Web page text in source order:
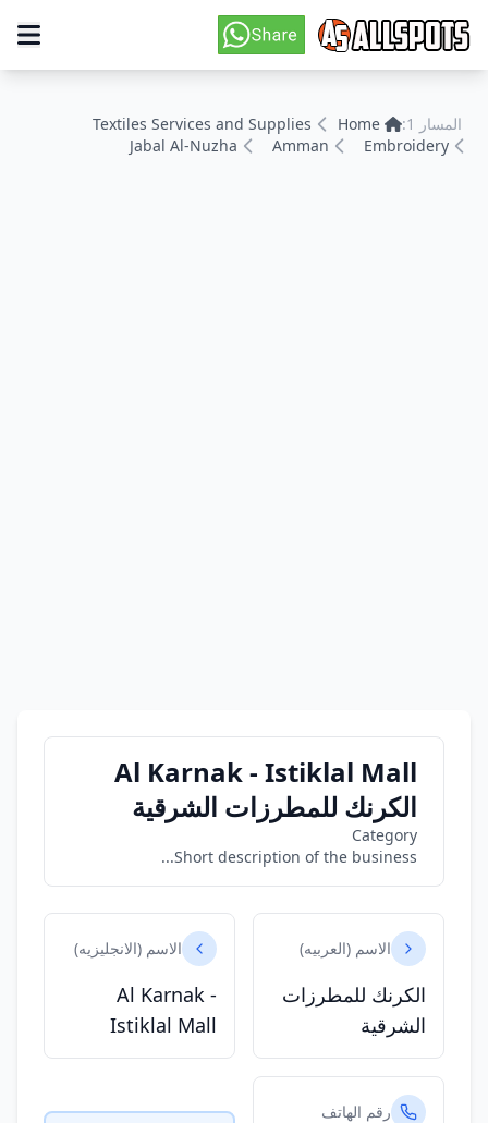
المسار 1: Home
Textiles Services and Supplies
Embroidery
Amman
Jabal Al-Nuzha
Al Karnak - Istiklal Mall
الكرنك للمطرزات الشرقية
Category
Short description of the business...
الاسم (العربيه)
الكرنك للمطرزات
الشرقية
الاسم (الانجليزيه)
Al Karnak -
Istiklal Mall
رقم الهاتف